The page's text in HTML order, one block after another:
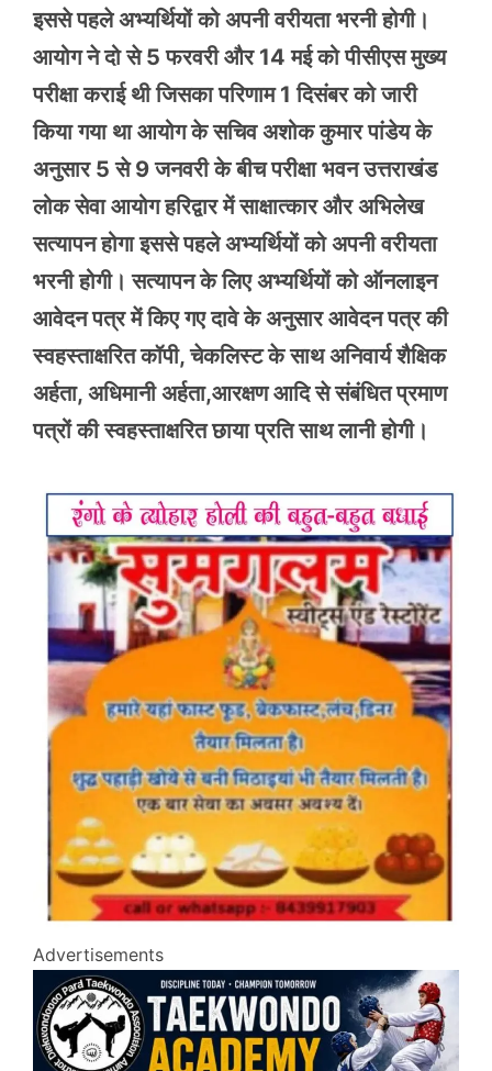
इससे पहले अभ्यर्थियों को अपनी वरीयता भरनी होगी।
आयोग ने दो से 5 फरवरी और 14 मई को पीसीएस मुख्य
परीक्षा कराई थी जिसका परिणाम 1 दिसंबर को जारी
किया गया था आयोग के सचिव अशोक कुमार पांडेय के
अनुसार 5 से 9 जनवरी के बीच परीक्षा भवन उत्तराखंड
लोक सेवा आयोग हरिद्वार में साक्षात्कार और अभिलेख
सत्यापन होगा इससे पहले अभ्यर्थियों को अपनी वरीयता
भरनी होगी। सत्यापन के लिए अभ्यर्थियों को ऑनलाइन
आवेदन पत्र में किए गए दावे के अनुसार आवेदन पत्र की
स्वहस्ताक्षरित कॉपी, चेकलिस्ट के साथ अनिवार्य शैक्षिक
अर्हता, अधिमानी अर्हता,आरक्षण आदि से संबंधित प्रमाण
पत्रों की स्वहस्ताक्षरित छाया प्रति साथ लानी होगी।
Advertisements